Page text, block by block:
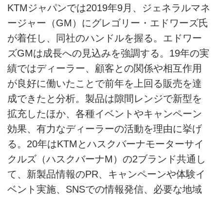
KTMジャパンでは2019年9月、ジェネラルマネ
ージャー（GM）にグレゴリー・エドワーズ氏
が着任し、同社のハンドルを握る。エドワー
ズGMは成長への見込みを強調する。19年の実
績ではディーラー、顧客との関係や相互作用
が良好に働いたことで前年を上回る販売を達
成できたと分析。製品は隙間レンジで新型を
拡充したほか、各種イベントやキャンペーン
効果、有力なディーラーの活動を理由に挙げ
る。20年はKTMとハスクバーナモーターサイ
クルズ（ハスクバーナM）の2ブランド共通し
て、新製品情報のPR、キャンペーンや体験イ
ベント実施、SNSでの情報発信、必要な地域